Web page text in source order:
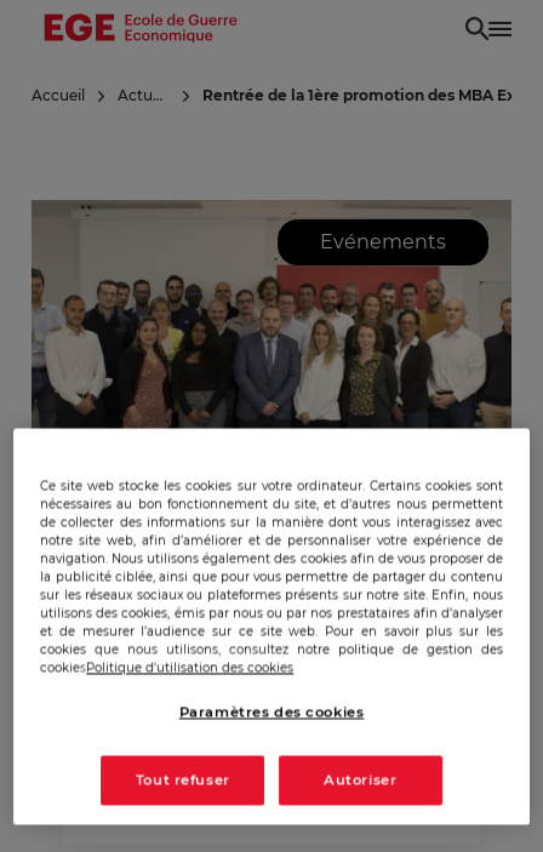
Aller
principal
Accueil Actualités Rentrée de la 1ère promotion des MBA
8 octobre'21
Rentrée de la 1ère
Exécutifs MaCYB et MaRS
de l'Ecole de Guerre
Economique
Evénements
Ce site web stocke les cookies sur votre ordinateur. Certains cookies sont
nécessaires au bon fonctionnement du site, et d’autres nous permettent
de collecter des informations sur la manière dont vous interagissez avec
notre site web, afin d’améliorer et de personnaliser votre expérience de
navigation. Nous utilisons également des cookies afin de vous proposer de
la publicité ciblée, ainsi que pour vous permettre de partager du contenu
sur les réseaux sociaux ou plateformes présents sur notre site. Enfin, nous
utilisons des cookies, émis par nous ou par nos prestataires afin d’analyser
et de mesurer l’audience sur ce site web. Pour en savoir plus sur les
cookies que nous utilisons, consultez notre politique de gestion des
cookiesPolitique d'utilisation des cookies
Paramètres des cookies
Tout refuser Autoriser